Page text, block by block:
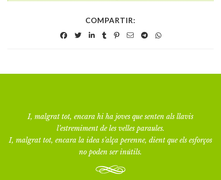
COMPARTIR:
I, malgrat tot, encara hi ha joves que senten als llavis
l’estremiment de les velles paraules.
I, malgrat tot, encara la idea s’alça perenne, dient que els esforços
no poden ser inútils.